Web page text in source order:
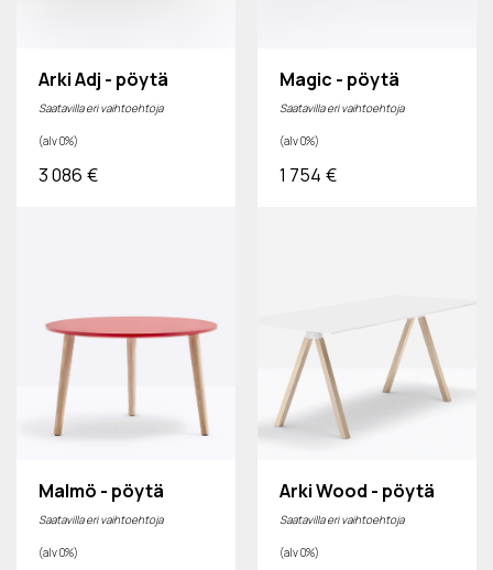
Arki Adj - pöytä
Saatavilla eri vaihtoehtoja
(alv 0%)
3 086 €
Magic - pöytä
Saatavilla eri vaihtoehtoja
(alv 0%)
1 754 €
Malmö - pöytä
Saatavilla eri vaihtoehtoja
(alv 0%)
Arki Wood - pöytä
Saatavilla eri vaihtoehtoja
(alv 0%)